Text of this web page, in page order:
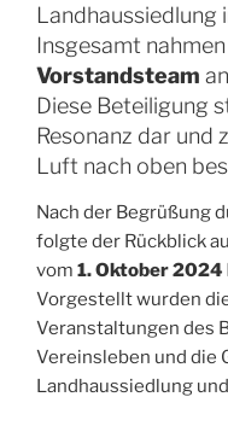
Landhaussiedlung
Insgesamt nahmen
Vorstandsteam
Diese Beteiligung
Resonanz dar und
Luft nach oben
Nach der Begrüßung
folgte der Rückblick
vom 1. Oktober
Vorgestellt wurden
Veranstaltungen des
Vereinsleben und die
Landhaussiedlung